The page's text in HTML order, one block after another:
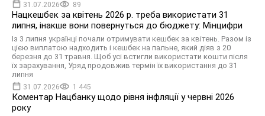
31.07.2026 89
Нацкешбек за квітень 2026 р. треба використати 31
липня, інакше вони повернуться до бюджету: Мінцифри
Із 3 липня українці почали отримувати кешбек за квітень. Разом із
цією виплатою надходить і кешбек на пальне, який діяв з 20
березня до 31 травня. Щоб усі встигли використати кошти після
їх зарахування, Уряд продовжив термін їх використання до 31
липня
31.07.2026 1 445
Коментар Нацбанку щодо рівня інфляції у червні 2026
року